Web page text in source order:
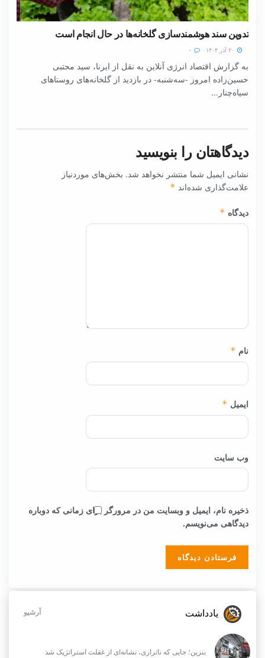
تدوین سند هوشمندسازی گلخانه‌ها در حال انجام است
به گزارش اقتصاد انرژی آنلاین به نقل از ایرنا، سید مجتبی
حسین‌زاده امروز -سه‌شنبه- در بازدید از گلخانه‌های روستاهای
سیاه‌چنار...
دیدگاهتان را بنویسید
نشانی ایمیل شما منتشر نخواهد شد. بخش‌های موردنیاز
علامت‌گذاری شده‌اند *
دیدگاه *
نام *
ایمیل *
وب‌ سایت
ذخیره نام، ایمیل و وبسایت من در مرورگر برای زمانی که دوباره
دیدگاهی می‌نویسم.
یادداشت آرشیو
بنزین؛ جایی که ناترازی، نشانه‌ای از غفلت استراتژیک شد